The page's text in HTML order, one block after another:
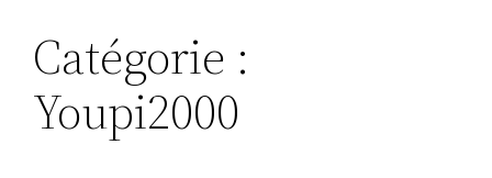
Catégorie :
Youpi2000